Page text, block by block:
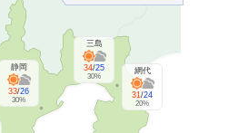
静岡
33/26
30%
網代
31/24
20%
三島
34/25
30%